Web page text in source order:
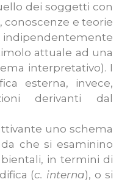
dei soggetti con
conoscenze e teorie
attuale ad una
interpretativo). I
esterna, invece,
derivanti dal
uno schema
che si esaminino
in termini di
(c. interna), o si